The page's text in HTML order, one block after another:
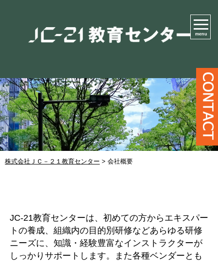
menu
株式会社ＪＣ－２１教育センター > 会社概要
JC-21教育センターは、初めての方からエキスパー
トの養成、組織内の目的別研修などあらゆる研修
ニーズに、知識・経験豊富なインストラクターが
しっかりサポートします。また各種ベンダーとも